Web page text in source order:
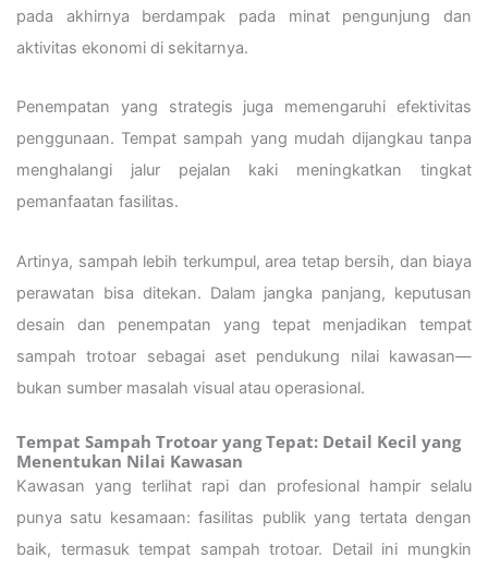
pada akhirnya berdampak pada minat pengunjung dan
aktivitas ekonomi di sekitarnya.
Penempatan yang strategis juga memengaruhi efektivitas
penggunaan. Tempat sampah yang mudah dijangkau tanpa
menghalangi jalur pejalan kaki meningkatkan tingkat
pemanfaatan fasilitas.
Artinya, sampah lebih terkumpul, area tetap bersih, dan biaya
perawatan bisa ditekan. Dalam jangka panjang, keputusan
desain dan penempatan yang tepat menjadikan tempat
sampah trotoar sebagai aset pendukung nilai kawasan—
bukan sumber masalah visual atau operasional.
Tempat Sampah Trotoar yang Tepat: Detail Kecil yang
Menentukan Nilai Kawasan
Kawasan yang terlihat rapi dan profesional hampir selalu
punya satu kesamaan: fasilitas publik yang tertata dengan
baik, termasuk tempat sampah trotoar. Detail ini mungkin